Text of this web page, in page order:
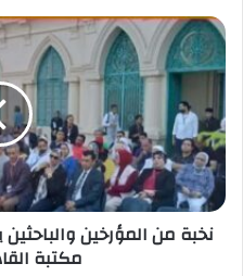
بميناء
السد
العالي
شرق
بأسوان
نخبة
من
المؤرخين
والباحثين
يناقشون
الهوية
المصرية
في
مكتبة
القاهرة
نخبة من المؤرخين
مكتبة